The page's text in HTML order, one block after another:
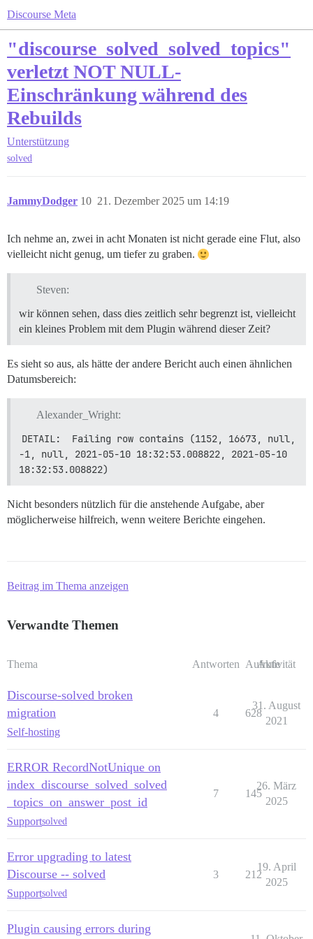
Discourse Meta
"discourse_solved_solved_topics"
verletzt NOT NULL-
Einschränkung während des
Rebuilds
Unterstützung
solved
JammyDodger 21. Dezember 2025 um 14:19
10
Ich nehme an, zwei in acht Monaten ist nicht gerade eine Flut, also
vielleicht nicht genug, um tiefer zu graben.
Steven:
wir können sehen, dass dies zeitlich sehr begrenzt ist, vielleicht
ein kleines Problem mit dem Plugin während dieser Zeit?
Es sieht so aus, als hätte der andere Bericht auch einen ähnlichen
Datumsbereich:
Alexander_Wright:
DETAIL:  Failing row contains (1152, 16673, null,
-1, null, 2021-05-10 18:32:53.008822, 2021-05-10
18:32:53.008822)
Nicht besonders nützlich für die anstehende Aufgabe, aber
möglicherweise hilfreich, wenn weitere Berichte eingehen.
Beitrag im Thema anzeigen
Verwandte Themen
Thema Antworten Aufrufe
Aktivität
Discourse-solved broken
migration
Self-hosting
4 628
31. August
2021
ERROR RecordNotUnique on
index_discourse_solved_solved
_topics_on_answer_post_id
Supportsolved
7 145
26. März
2025
Error upgrading to latest
Discourse -- solved
Supportsolved
3 212
19. April
2025
Plugin causing errors during